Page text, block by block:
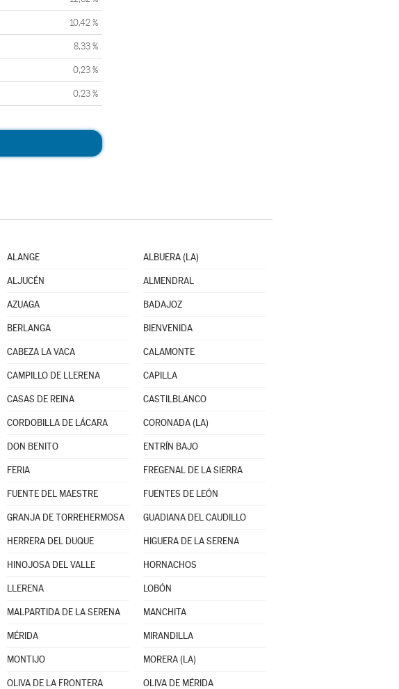
10,42 %
8,33 %
0,23 %
0,23 %
ALANGE ALBUERA (LA)
ALJUCÉN ALMENDRAL
AZUAGA BADAJOZ
BERLANGA BIENVENIDA
CABEZA LA VACA CALAMONTE
CAMPILLO DE LLERENA CAPILLA
CASAS DE REINA CASTILBLANCO
CORDOBILLA DE LÁCARA CORONADA (LA)
DON BENITO ENTRÍN BAJO
FERIA FREGENAL DE LA SIERRA
FUENTE DEL MAESTRE FUENTES DE LEÓN
GRANJA DE TORREHERMOSA GUADIANA DEL CAUDILLO
HERRERA DEL DUQUE HIGUERA DE LA SERENA
HINOJOSA DEL VALLE HORNACHOS
LLERENA LOBÓN
MALPARTIDA DE LA SERENA MANCHITA
MÉRIDA MIRANDILLA
MONTIJO MORERA (LA)
OLIVA DE LA FRONTERA OLIVA DE MÉRIDA